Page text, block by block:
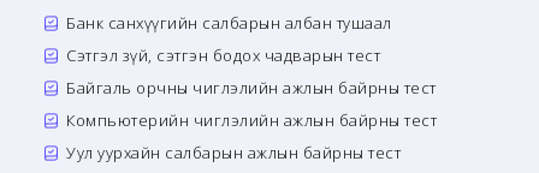
Банк санхүүгийн салбарын албан тушаал
Сэтгэл зүй, сэтгэн бодох чадварын тест
Байгаль орчны чиглэлийн ажлын байрны тест
Компьютерийн чиглэлийн ажлын байрны тест
Уул уурхайн салбарын ажлын байрны тест